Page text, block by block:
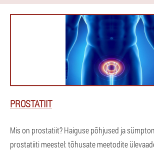
PROSTATIIT
Mis on prostatiit? Haiguse põhjused ja
prostatiiti meestel: tõhusate meetodite